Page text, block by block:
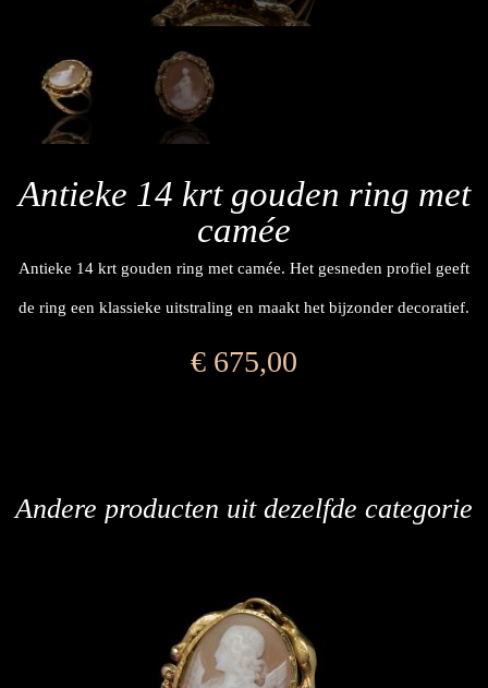
Antieke 14 krt gouden ring met
camée
Antieke 14 krt gouden ring met camée. Het gesneden profiel geeft
de ring een klassieke uitstraling en maakt het bijzonder decoratief.
€ 675,00
Andere producten uit dezelfde categorie